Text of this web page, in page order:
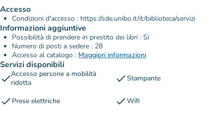
Accesso
Condizioni d'accesso : https://sde.unibo.it/it/biblioteca/servizi
Informazioni aggiuntive
Possibilità di prendere in prestito dei libri : Si
Numero di posti a sedere : 28
Accesso al catalogo : Maggiori informazioni
Servizi disponibili
checkAccesso persone a mobilità
ridotta
checkStampante
check Prese elettriche checkWifi